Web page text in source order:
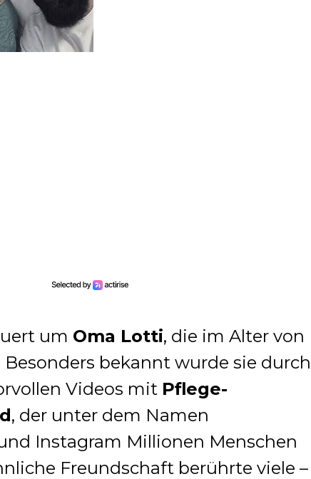
um Oma Lotti, die im Alter von
bekannt wurde sie durch
Videos mit Pflege-
, der unter dem Namen
Instagram Millionen Menschen
Freundschaft berührte viele –